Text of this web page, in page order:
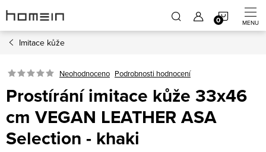
na
obsah
Imitace kůže
Neohodnoceno Podrobnosti hodnocení
Prostírání imitace kůže 33x46
cm VEGAN LEATHER ASA
Selection - khaki